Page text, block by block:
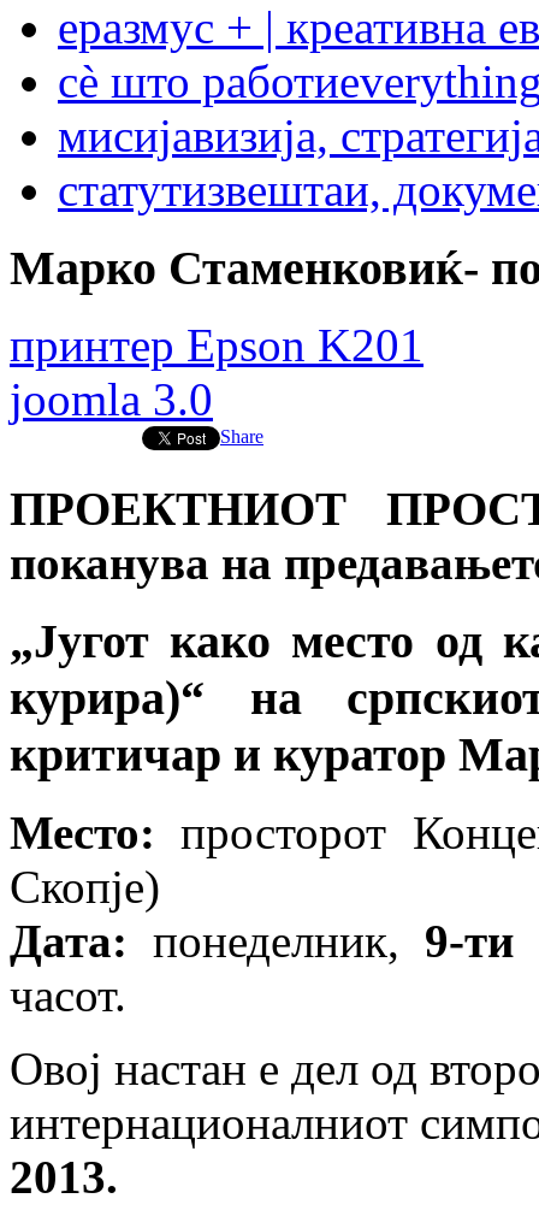
еразмус + | креативна
сѐ што работи
мисијавизија,
статутизвештаи,
Марко Стаменковиќ-
принтер Epson K201
joomla 3.0
Share
ПРОЕКТНИОТ
поканува на
„Југот како место од
курира)“ на
критичар и куратор
Место: просторот
Скопје)
Дата: понеделник, 9-ти
часот.
Овој настан е дел од
интернационалниот
2013.